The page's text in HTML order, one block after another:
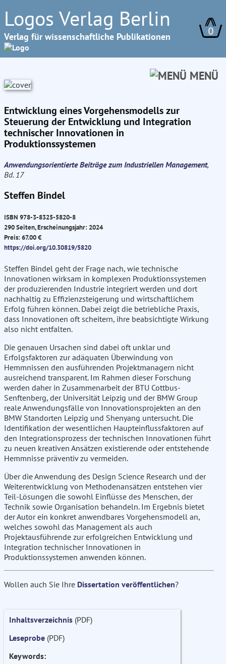
Logos Verlag Berlin
Verlag für wissenschaftliche Publikationen 0
MENÜ
Entwicklung eines Vorgehensmodells zur
Steuerung der Entwicklung und Integration
technischer Innovationen in
Produktionssystemen
Anwendungsorientierte Beiträge zum Industriellen Management,
Bd. 17
Steffen Bindel
ISBN 978-3-8325-5820-8
290 Seiten, Erscheinungsjahr: 2024
Preis: 67.00 €
https://doi.org/10.30819/5820
Steffen Bindel geht der Frage nach, wie technische
Innovationen wirksam in komplexen Produktionssystemen
der produzierenden Industrie integriert werden und dort
nachhaltig zu Effizienzsteigerung und wirtschaftlichem
Erfolg führen können. Dabei zeigt die betriebliche Praxis,
dass Innovationen oft scheitern, ihre beabsichtigte Wirkung
also nicht entfalten.
Die genauen Ursachen sind dabei oft unklar und
Erfolgsfaktoren zur adäquaten Überwindung von
Hemmnissen den ausführenden Projektmanagern nicht
ausreichend transparent. Im Rahmen dieser Forschung
werden daher in Zusammenarbeit der BTU Cottbus-
Senftenberg, der Universität Leipzig und der BMW Group
reale Anwendungsfälle von Innovationsprojekten an den
BMW Standorten Leipzig und Shenyang untersucht. Die
Identifikation der wesentlichen Haupteinflussfaktoren auf
den Integrationsprozess der technischen Innovationen führt
zu neuen kreativen Ansätzen existierende oder entstehende
Hemmnisse präventiv zu vermeiden.
Über die Anwendung des Design Science Research und der
Weiterentwicklung von Methodenansätzen entstehen vier
Teil-Lösungen die sowohl Einflüsse des Menschen, der
Technik sowie Organisation behandeln. Im Ergebnis bietet
der Autor ein konkret anwendbares Vorgehensmodell an,
welches sowohl das Management als auch
Projektausführende zur erfolgreichen Entwicklung und
Integration technischer Innovationen in
Produktionssystemen anwenden können.
Wollen auch Sie Ihre Dissertation veröffentlichen?
Inhaltsverzeichnis (PDF)
Leseprobe (PDF)
Keywords: